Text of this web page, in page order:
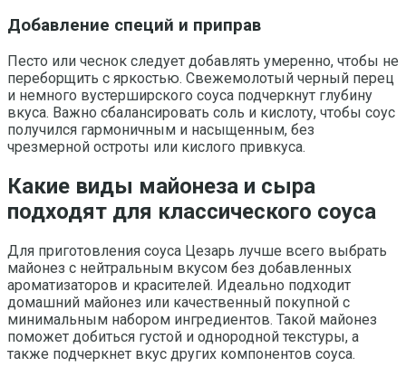
Добавление специй и приправ
Песто или чеснок следует добавлять умеренно, чтобы не
переборщить с яркостью. Свежемолотый черный перец
и немного вустерширского соуса подчеркнут глубину
вкуса. Важно сбалансировать соль и кислоту, чтобы соус
получился гармоничным и насыщенным, без
чрезмерной остроты или кислого привкуса.
Какие виды майонеза и сыра
подходят для классического соуса
Для приготовления соуса Цезарь лучше всего выбрать
майонез с нейтральным вкусом без добавленных
ароматизаторов и красителей. Идеально подходит
домашний майонез или качественный покупной с
минимальным набором ингредиентов. Такой майонез
поможет добиться густой и однородной текстуры, а
также подчеркнет вкус других компонентов соуса.